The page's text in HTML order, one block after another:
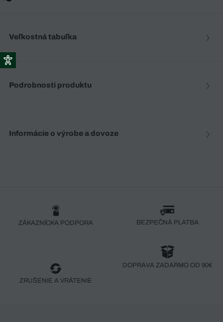
Veľkostná tabuľka
Podrobnosti produktu
Informácie o výrobe a dovoze
ZÁKAZNÍCKA PODPORA BEZPEČNÁ PLATBA
ZRUŠENIE A VRÁTENIE
DOPRAVA ZADARMO OD 90€